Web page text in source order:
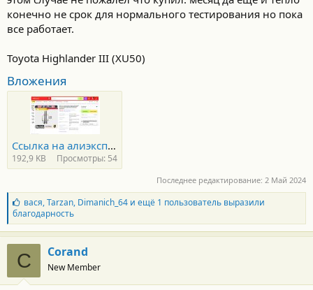
конечно не срок для нормального тестирования но пока
все работает.
Toyota Highlander III (XU50)
Вложения
Ссылка на алиэкспресс (стойки).jpg
192,9 KB Просмотры: 54
Последнее редактирование: 2 Май 2024
Б
л
а
г
о
д
а
р
вася,Tarzan, Dimanich_64и ещё 1 пользователь выразили
благодарность
C Corand
New Member